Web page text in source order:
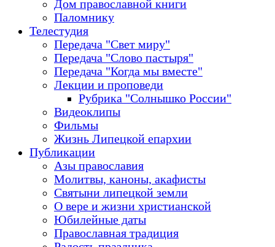
Дом православной книги
Паломнику
Телестудия
Передача "Свет миру"
Передача "Слово пастыря"
Передача "Когда мы вместе"
Лекции и проповеди
Рубрика "Солнышко России"
Видеоклипы
Фильмы
Жизнь Липецкой епархии
Публикации
Азы православия
Молитвы, каноны, акафисты
Святыни липецкой земли
О вере и жизни христианской
Юбилейные даты
Православная традиция